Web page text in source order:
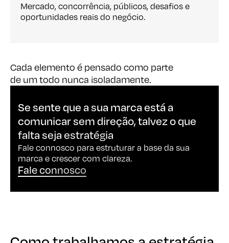
Mercado, concorrência, públicos, desafios e
oportunidades reais do negócio.
Cada elemento é pensado como parte
de um todo nunca isoladamente.
Se sente que a sua marca está a
comunicar sem direção, talvez o que
falta seja estratégia
Fale connosco para estruturar a base da sua
marca e crescer com clareza.
Fale connosco
Como trabalhamos a estratégia
Como trabalhamos a estratégia